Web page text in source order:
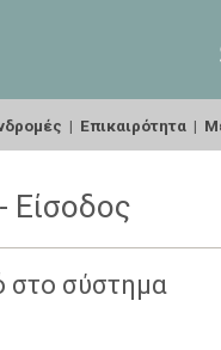
| Επικαιρότητα |
Είσοδος
στο σύστημα